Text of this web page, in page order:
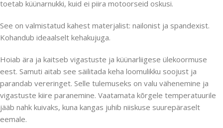
toetab küünarnukki, kuid ei piira motoorseid oskusi.
See on valmistatud kahest materjalist: nailonist ja spandexist.
Kohandub ideaalselt kehakujuga.
Hoiab ära ja kaitseb vigastuste ja küünarliigese ülekoormuse
eest. Samuti aitab see säilitada keha loomulikku soojust ja
parandab vereringet. Selle tulemuseks on valu vähenemine ja
vigastuste kiire paranemine. Vaatamata kõrgele temperatuurile
jääb nahk kuivaks, kuna kangas juhib niiskuse suurepäraselt
eemale.